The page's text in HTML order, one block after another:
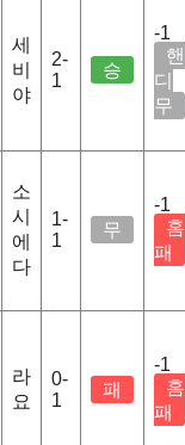
세
비
야
2-
1
승
-1
핸
디
무
소
시
에
다
1-
1
무
-1
홈
패
라
요
0-
1
패
-1
홈
패